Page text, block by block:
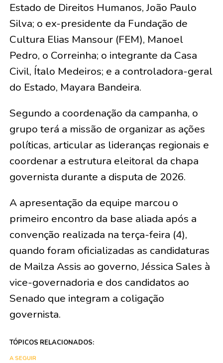
Estado de Direitos Humanos, João Paulo
Silva; o ex-presidente da Fundação de
Cultura Elias Mansour (FEM), Manoel
Pedro, o Correinha; o integrante da Casa
Civil, Ítalo Medeiros; e a controladora-geral
do Estado, Mayara Bandeira.
Segundo a coordenação da campanha, o
grupo terá a missão de organizar as ações
políticas, articular as lideranças regionais e
coordenar a estrutura eleitoral da chapa
governista durante a disputa de 2026.
A apresentação da equipe marcou o
primeiro encontro da base aliada após a
convenção realizada na terça-feira (4),
quando foram oficializadas as candidaturas
de Mailza Assis ao governo, Jéssica Sales à
vice-governadoria e dos candidatos ao
Senado que integram a coligação
governista.
TÓPICOS RELACIONADOS:
A SEGUIR